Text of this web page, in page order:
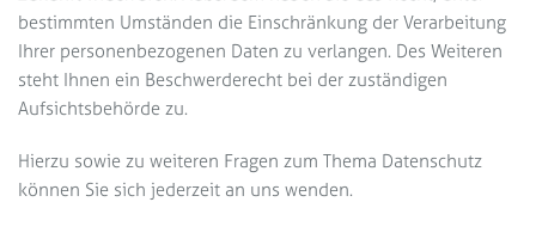
bestimmten Umständen die Einschränkung der Verarbeitung
Ihrer personenbezogenen Daten zu verlangen. Des Weiteren
steht Ihnen ein Beschwerderecht bei der zuständigen
Aufsichtsbehörde zu.
Hierzu sowie zu weiteren Fragen zum Thema Datenschutz
können Sie sich jederzeit an uns wenden.